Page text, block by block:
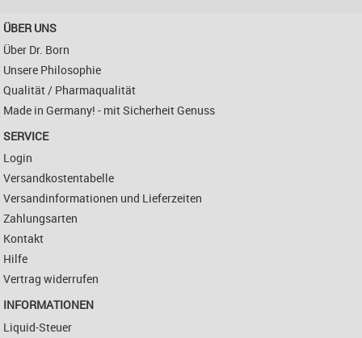
ÜBER UNS
Über Dr. Born
Unsere Philosophie
Qualität / Pharmaqualität
Made in Germany! - mit Sicherheit Genuss
SERVICE
Login
Versandkostentabelle
Versandinformationen und Lieferzeiten
Zahlungsarten
Kontakt
Hilfe
Vertrag widerrufen
INFORMATIONEN
Liquid-Steuer